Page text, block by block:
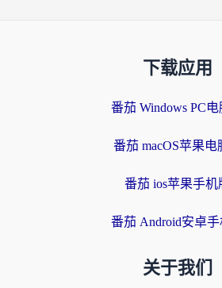
下载应用
番茄 Windows PC电
番茄 macOS苹果电
番茄 ios苹果手机
番茄 Android安卓手
关于我们